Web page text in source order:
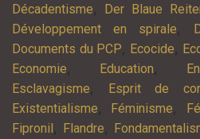
Décadentisme, Der Blaue
Développement en spirale,
Documents du PCP, Ecocide,
Economie, Education,
Esclavagisme, Esprit de
Existentialisme, Féminisme,
Fipronil , Flandre,